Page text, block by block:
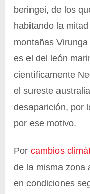
beringei, de los
habitando la
montañas
es el del león
científicamente
el sureste
desaparición, por
por ese motivo.
Porcambios
de la misma zona
en condiciones